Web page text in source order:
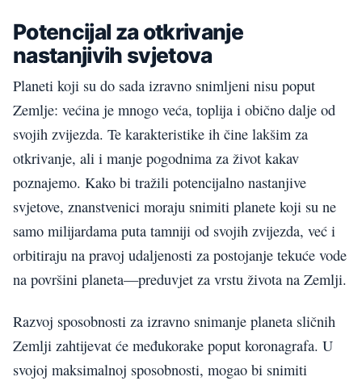
Potencijal za otkrivanje
nastanjivih svjetova
Planeti koji su do sada izravno snimljeni nisu poput
Zemlje: većina je mnogo veća, toplija i obično dalje od
svojih zvijezda. Te karakteristike ih čine lakšim za
otkrivanje, ali i manje pogodnima za život kakav
poznajemo. Kako bi tražili potencijalno nastanjive
svjetove, znanstvenici moraju snimiti planete koji su ne
samo milijardama puta tamniji od svojih zvijezda, već i
orbitiraju na pravoj udaljenosti za postojanje tekuće vode
na površini planeta—preduvjet za vrstu života na Zemlji.
Razvoj sposobnosti za izravno snimanje planeta sličnih
Zemlji zahtijevat će međukorake poput koronagrafa. U
svojoj maksimalnoj sposobnosti, mogao bi snimiti